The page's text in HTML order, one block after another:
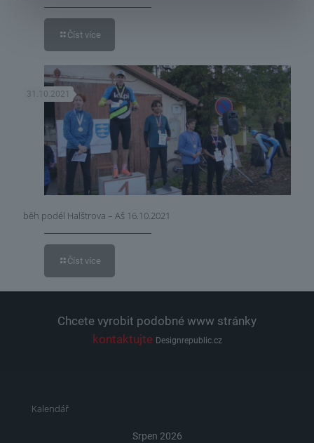
Číst více
31.10.2021
běh podél Halštrova – Aš 16.10.2021
Číst více
Chcete vyrobit podobné www stránky
kontaktujte Designrepublic.cz
Kalendář
Srpen 2026